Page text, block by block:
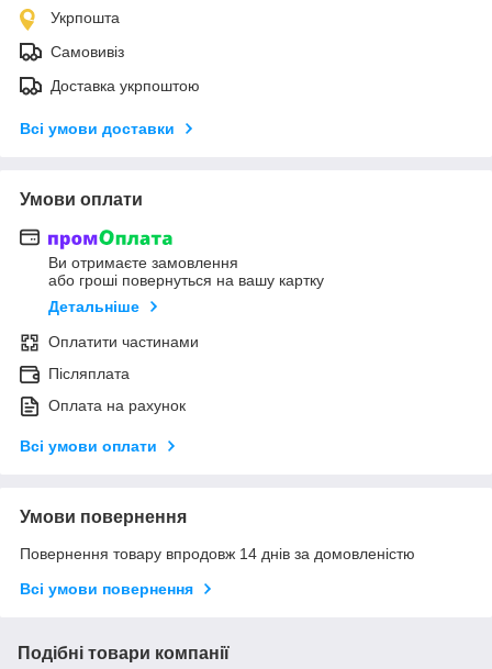
Укрпошта
Самовивіз
Доставка укрпоштою
Всі умови доставки
Умови оплати
Ви отримаєте замовлення
або гроші повернуться на вашу картку
Детальніше
Оплатити частинами
Післяплата
Оплата на рахунок
Всі умови оплати
Умови повернення
Повернення товару впродовж 14 днів за домовленістю
Всі умови повернення
Подібні товари компанії